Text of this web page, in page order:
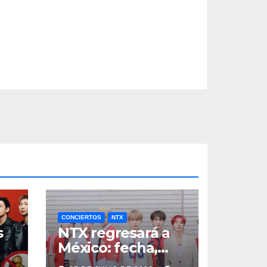
CONCIERTOS NTX
NTX regresará a
México: fecha,
boletos y